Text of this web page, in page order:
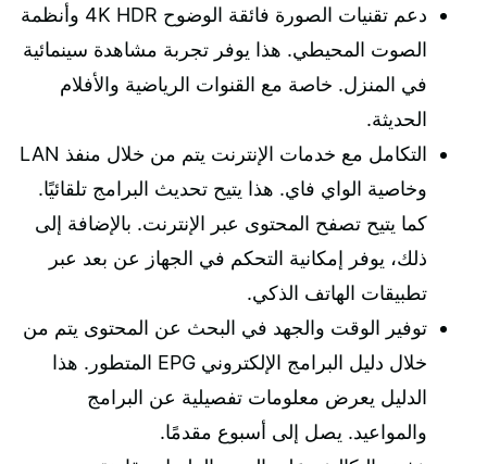
دعم تقنيات الصورة فائقة الوضوح 4K HDR وأنظمة
الصوت المحيطي. هذا يوفر تجربة مشاهدة سينمائية
في المنزل. خاصة مع القنوات الرياضية والأفلام
الحديثة.
التكامل مع خدمات الإنترنت يتم من خلال منفذ LAN
وخاصية الواي فاي. هذا يتيح تحديث البرامج تلقائيًا.
كما يتيح تصفح المحتوى عبر الإنترنت. بالإضافة إلى
ذلك، يوفر إمكانية التحكم في الجهاز عن بعد عبر
تطبيقات الهاتف الذكي.
توفير الوقت والجهد في البحث عن المحتوى يتم من
خلال دليل البرامج الإلكتروني EPG المتطور. هذا
الدليل يعرض معلومات تفصيلية عن البرامج
والمواعيد. يصل إلى أسبوع مقدمًا.